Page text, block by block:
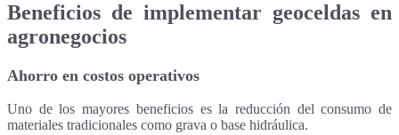
Beneficios de implementar geoceldas en
agronegocios
Ahorro en costos operativos
Uno de los mayores beneficios es la reducción del consumo de
materiales tradicionales como grava o base hidráulica.